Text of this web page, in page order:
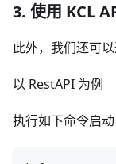
3. 使用 KCL
此外，我们还可
以 RestAPI 为例
执行如下命令启